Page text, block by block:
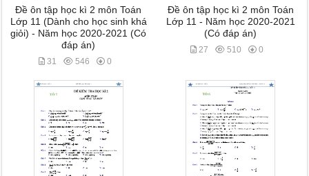
Đề ôn tập học kì 2 môn Toán
Lớp 11 (Dành cho học sinh khá
giỏi) - Năm học 2020-2021 (Có
đáp án)
31 546 0
Đề ôn tập học kì 2 môn Toán
Lớp 11 - Năm học 2020-2021
(Có đáp án)
27 510 0